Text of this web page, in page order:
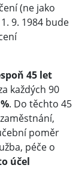
(ne jako
9. 1984 bude
45 let
každých 90
. Do těchto 45
poměr
péče o
účel